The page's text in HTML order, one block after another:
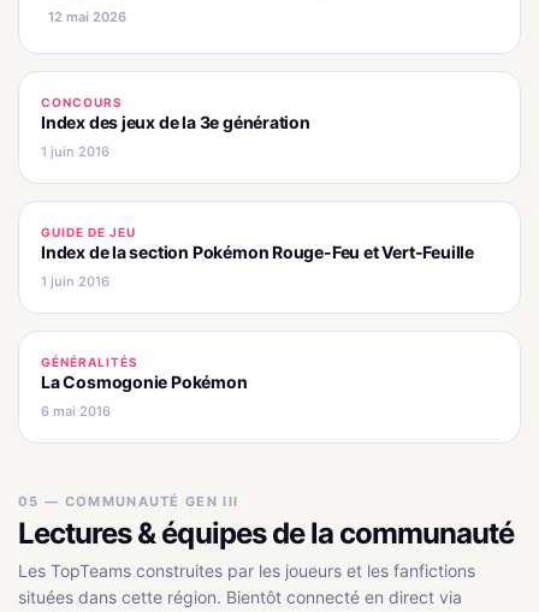
rééditions de jeux classiques, démontrant la puissance de
12 mai 2026
CONCOURS
Index des jeux de la 3e génération
1 juin 2016
GUIDE DE JEU
Index de la section Pokémon Rouge-Feu et Vert-Feuille
1 juin 2016
GÉNÉRALITÉS
La Cosmogonie Pokémon
6 mai 2016
05 — COMMUNAUTÉ GEN III
Lectures & équipes de la communauté
Les TopTeams construites par les joueurs et les fanfictions
situées dans cette région. Bientôt connecté en direct via